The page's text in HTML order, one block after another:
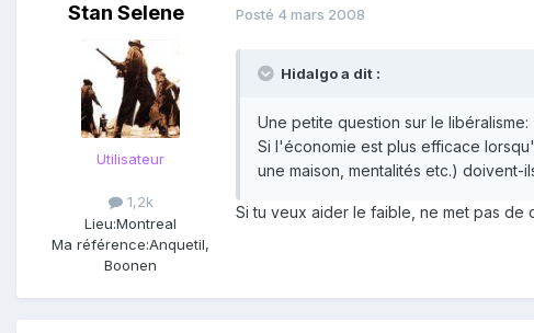
Stan Selene
Utilisateur
1,2k
Lieu:Montreal
Ma référence:Anquetil,
Boonen
Posté 4 mars 2008
Hidalgo a dit :
Une petite question sur le libéralisme:
Si l'économie est plus efficace
une maison, mentalités etc.) doivent-
Si tu veux aider le faible, ne met pas de